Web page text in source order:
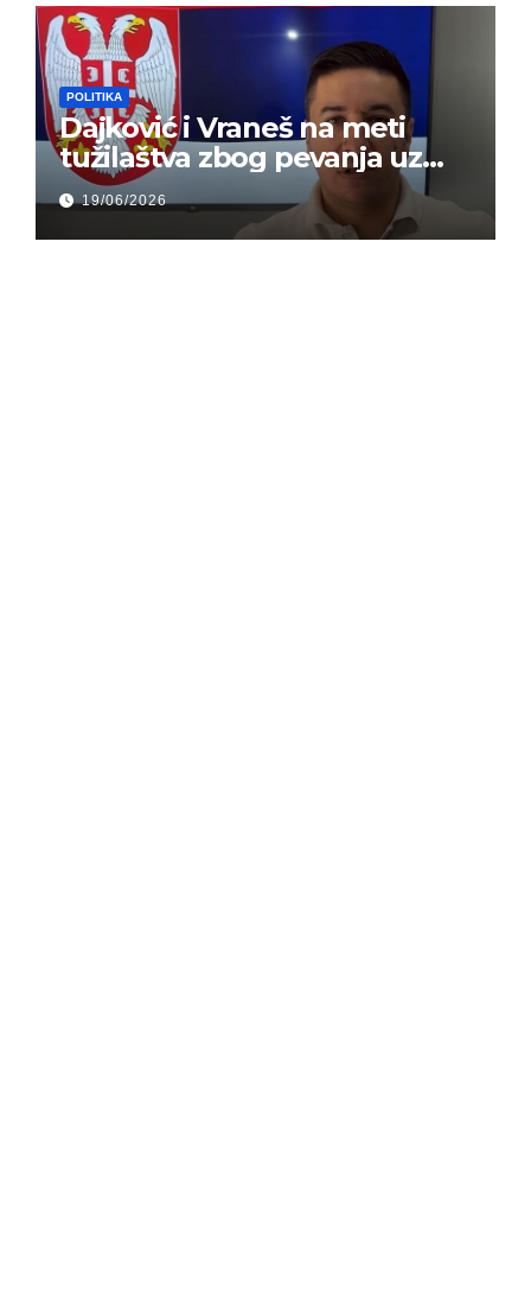
POLITIKA
Dajković i Vraneš na meti
tužilaštva zbog pevanja uz
gusle
19/06/2026